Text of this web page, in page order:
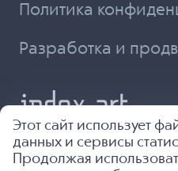
Политика
Разработка и
Этот сайт использует
данных и сервисы
Продолжая